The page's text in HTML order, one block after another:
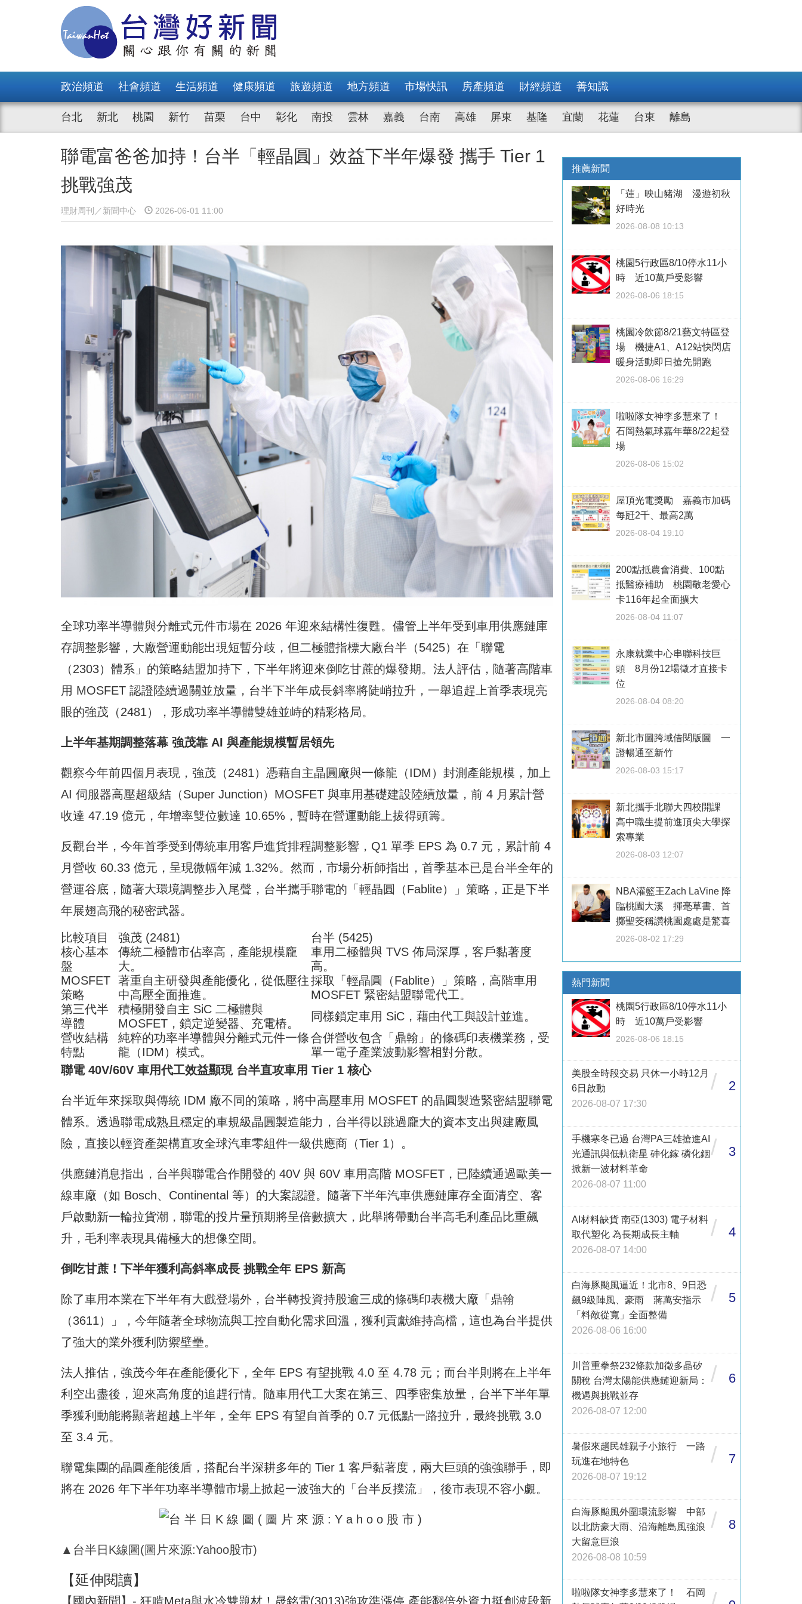
政治頻道 社會頻道 生活頻道 健康頻道 旅遊頻道 地方頻道 市場快訊 房產頻道 財經頻道 善知識
台北 新北 桃園 新竹 苗栗 台中 彰化 南投 雲林 嘉義 台南 高雄 屏東 基隆 宜蘭 花蓮 台東 離島
聯電富爸爸加持！台半「輕晶圓」效益下半年爆發 攜手 Tier 1
挑戰強茂
理財周刊／新聞中心 2026-06-01 11:00
全球功率半導體與分離式元件市場在 2026 年迎來結構性復甦。儘管上半年受到車用供應鏈庫
存調整影響，大廠營運動能出現短暫分歧，但二極體指標大廠台半（5425）在「聯電
（2303）體系」的策略結盟加持下，下半年將迎來倒吃甘蔗的爆發期。法人評估，隨著高階車
用 MOSFET 認證陸續過關並放量，台半下半年成長斜率將陡峭拉升，一舉追趕上首季表現亮
眼的強茂（2481），形成功率半導體雙雄並峙的精彩格局。
上半年基期調整落幕 強茂靠 AI 與產能規模暫居領先
觀察今年前四個月表現，強茂（2481）憑藉自主晶圓廠與一條龍（IDM）封測產能規模，加上
AI 伺服器高壓超級結（Super Junction）MOSFET 與車用基礎建設陸續放量，前 4 月累計營
收達 47.19 億元，年增率雙位數達 10.65%，暫時在營運動能上拔得頭籌。
反觀台半，今年首季受到傳統車用客戶進貨排程調整影響，Q1 單季 EPS 為 0.7 元，累計前 4
月營收 60.33 億元，呈現微幅年減 1.32%。然而，市場分析師指出，首季基本已是台半全年的
營運谷底，隨著大環境調整步入尾聲，台半攜手聯電的「輕晶圓（Fablite）」策略，正是下半
年展翅高飛的秘密武器。
比較項目 強茂 (2481)
台半 (5425)
核心基本
盤
傳統二極體市佔率高，產能規模龐
大。
車用二極體與 TVS 佈局深厚，客戶黏著度
高。
MOSFET
策略
著重自主研發與產能優化，從低壓往
中高壓全面推進。
採取「輕晶圓（Fablite）」策略，高階車用
MOSFET 緊密結盟聯電代工。
第三代半
導體
積極開發自主 SiC 二極體與
MOSFET，鎖定逆變器、充電樁。
同樣鎖定車用 SiC，藉由代工與設計並進。
營收結構
特點
純粹的功率半導體與分離式元件一條
龍（IDM）模式。
合併營收包含「鼎翰」的條碼印表機業務，受
單一電子產業波動影響相對分散。
聯電 40V/60V 車用代工效益顯現 台半直攻車用 Tier 1 核心
台半近年來採取與傳統 IDM 廠不同的策略，將中高壓車用 MOSFET 的晶圓製造緊密結盟聯電
體系。透過聯電成熟且穩定的車規級晶圓製造能力，台半得以跳過龐大的資本支出與建廠風
險，直接以輕資產架構直攻全球汽車零組件一級供應商（Tier 1）。
供應鏈消息指出，台半與聯電合作開發的 40V 與 60V 車用高階 MOSFET，已陸續通過歐美一
線車廠（如 Bosch、Continental 等）的大案認證。隨著下半年汽車供應鏈庫存全面清空、客
戶啟動新一輪拉貨潮，聯電的投片量預期將呈倍數擴大，此舉將帶動台半高毛利產品比重飆
升，毛利率表現具備極大的想像空間。
倒吃甘蔗！下半年獲利高斜率成長 挑戰全年 EPS 新高
除了車用本業在下半年有大戲登場外，台半轉投資持股逾三成的條碼印表機大廠「鼎翰
（3611）」，今年隨著全球物流與工控自動化需求回溫，獲利貢獻維持高檔，這也為台半提供
了強大的業外獲利防禦壁壘。
法人推估，強茂今年在產能優化下，全年 EPS 有望挑戰 4.0 至 4.78 元；而台半則將在上半年
利空出盡後，迎來高角度的追趕行情。隨車用代工大案在第三、四季密集放量，台半下半年單
季獲利動能將顯著超越上半年，全年 EPS 有望自首季的 0.7 元低點一路拉升，最終挑戰 3.0
至 3.4 元。
聯電集團的晶圓產能後盾，搭配台半深耕多年的 Tier 1 客戶黏著度，兩大巨頭的強強聯手，即
將在 2026 年下半年功率半導體市場上掀起一波強大的「台半反撲流」，後市表現不容小覷。
▲台半日K線圖(圖片來源:Yahoo股市)
【延伸閱讀】
【國內新聞】- 狂啃Meta與水冷雙題材！晟銘電(3013)強攻準漲停 產能翻倍外資力挺創波段新
推薦新聞
「蓮」映山豬湖 漫遊初秋
好時光
2026-08-08 10:13
桃園5行政區8/10停水11小
時 近10萬戶受影響
2026-08-06 18:15
桃園冷飲節8/21藝文特區登
場 機捷A1、A12站快閃店
暖身活動即日搶先開跑
2026-08-06 16:29
啦啦隊女神李多慧來了！
石岡熱氣球嘉年華8/22起登
場
2026-08-06 15:02
屋頂光電獎勵 嘉義市加碼
每瓩2千、最高2萬
2026-08-04 19:10
200點抵農會消費、100點
抵醫療補助 桃園敬老愛心
卡116年起全面擴大
2026-08-04 11:07
永康就業中心串聯科技巨
頭 8月份12場徵才直接卡
位
2026-08-04 08:20
新北市圖跨域借閱版圖 一
證暢通至新竹
2026-08-03 15:17
新北攜手北聯大四校開課
高中職生提前進頂尖大學探
索專業
2026-08-03 12:07
NBA灌籃王Zach LaVine 降
臨桃園大溪 揮毫草書、首
擲聖筊稱讚桃園處處是驚喜
2026-08-02 17:29
熱門新聞
桃園5行政區8/10停水11小
時 近10萬戶受影響
2026-08-06 18:15
美股全時段交易 只休一小時12月
6日啟動
2026-08-07 17:30
/ 2
手機寒冬已過 台灣PA三雄搶進AI
光通訊與低軌衛星 砷化鎵 磷化銦
掀新一波材料革命
2026-08-07 11:00
/ 3
AI材料缺貨 南亞(1303) 電子材料
取代塑化 為長期成長主軸
2026-08-07 14:00
/ 4
白海豚颱風逼近！北市8、9日恐
飆9級陣風、豪雨 蔣萬安指示
「料敵從寬」全面整備
2026-08-06 16:00
/ 5
川普重拳祭232條款加徵多晶矽
關稅 台灣太陽能供應鏈迎新局：
機遇與挑戰並存
2026-08-07 12:00
/ 6
暑假來趟民雄親子小旅行 一路
玩進在地特色
2026-08-07 19:12
/ 7
白海豚颱風外圍環流影響 中部
以北防豪大雨、沿海離島風強浪
大留意巨浪
2026-08-08 10:59
/ 8
啦啦隊女神李多慧來了！ 石岡